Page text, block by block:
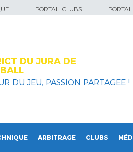
PORTAIL CLUBS
DU JURA DE
DU JEU, PASSION PARTAGEE !
ARBITRAGE CLUBS